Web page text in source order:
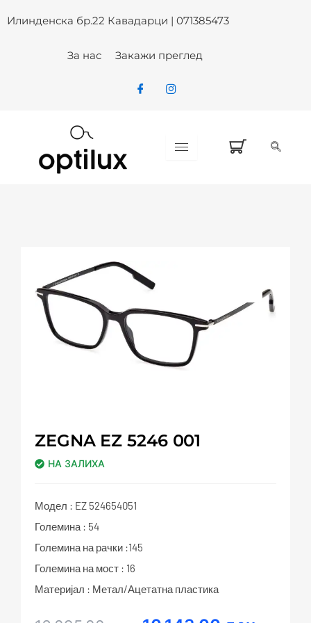
toИлинденска бр.22 Кавадарци | 071385473
За нас Закажи преглед
ZEGNA EZ 5246 001
НА ЗАЛИХА
Модел : EZ 524654051
Големина : 54
Големина на рачки :145
Големина на мост : 16
Материјал : Метал/Ацетатна пластика